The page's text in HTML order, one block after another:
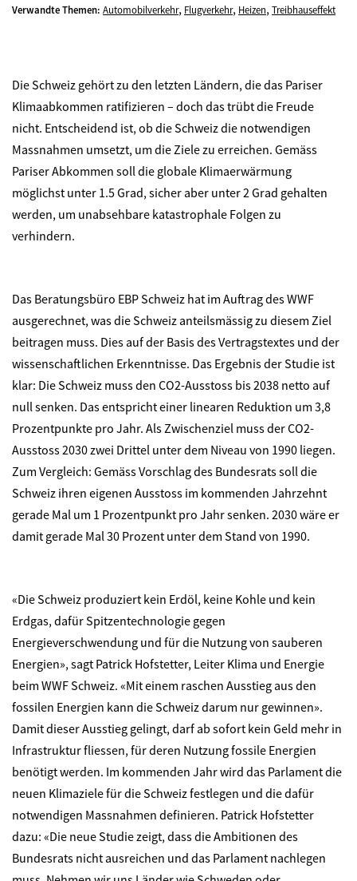
Verwandte Themen: Automobilverkehr, Flugverkehr, Heizen, Treibhauseffekt
Die Schweiz gehört zu den letzten Ländern, die das Pariser
Klimaabkommen ratifizieren – doch das trübt die Freude
nicht. Entscheidend ist, ob die Schweiz die notwendigen
Massnahmen umsetzt, um die Ziele zu erreichen. Gemäss
Pariser Abkommen soll die globale Klimaerwärmung
möglichst unter 1.5 Grad, sicher aber unter 2 Grad gehalten
werden, um unabsehbare katastrophale Folgen zu
verhindern.
Das Beratungsbüro EBP Schweiz hat im Auftrag des WWF
ausgerechnet, was die Schweiz anteilsmässig zu diesem Ziel
beitragen muss. Dies auf der Basis des Vertragstextes und der
wissenschaftlichen Erkenntnisse. Das Ergebnis der Studie ist
klar: Die Schweiz muss den CO2-Ausstoss bis 2038 netto auf
null senken. Das entspricht einer linearen Reduktion um 3,8
Prozentpunkte pro Jahr. Als Zwischenziel muss der CO2-
Ausstoss 2030 zwei Drittel unter dem Niveau von 1990 liegen.
Zum Vergleich: Gemäss Vorschlag des Bundesrats soll die
Schweiz ihren eigenen Ausstoss im kommenden Jahrzehnt
gerade Mal um 1 Prozentpunkt pro Jahr senken. 2030 wäre er
damit gerade Mal 30 Prozent unter dem Stand von 1990.
«Die Schweiz produziert kein Erdöl, keine Kohle und kein
Erdgas, dafür Spitzentechnologie gegen
Energieverschwendung und für die Nutzung von sauberen
Energien», sagt Patrick Hofstetter, Leiter Klima und Energie
beim WWF Schweiz. «Mit einem raschen Ausstieg aus den
fossilen Energien kann die Schweiz darum nur gewinnen».
Damit dieser Ausstieg gelingt, darf ab sofort kein Geld mehr in
Infrastruktur fliessen, für deren Nutzung fossile Energien
benötigt werden. Im kommenden Jahr wird das Parlament die
neuen Klimaziele für die Schweiz festlegen und die dafür
notwendigen Massnahmen definieren. Patrick Hofstetter
dazu: «Die neue Studie zeigt, dass die Ambitionen des
Bundesrats nicht ausreichen und das Parlament nachlegen